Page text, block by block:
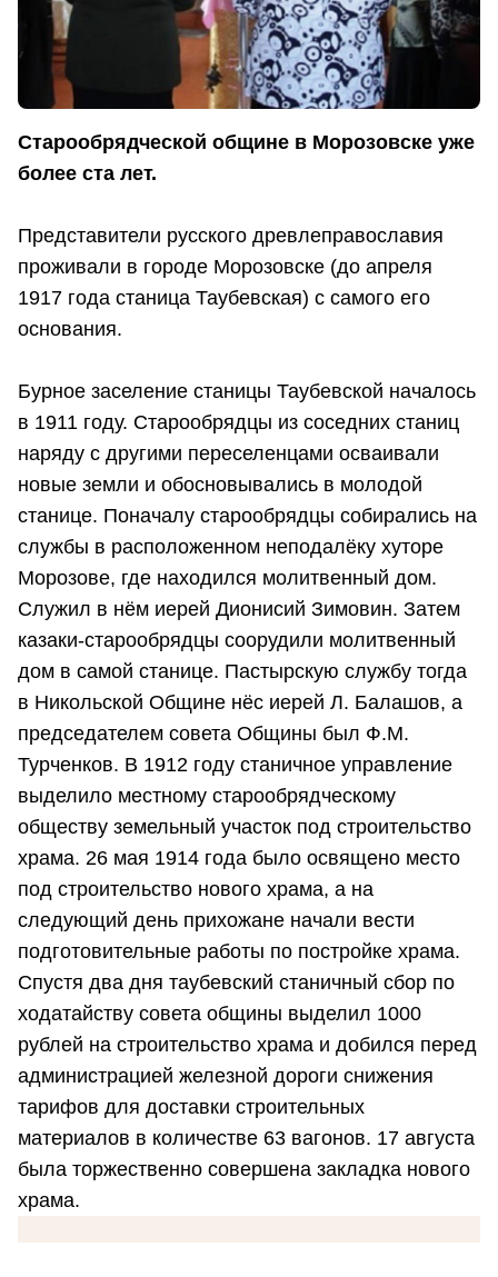
Старообрядческой общине в Морозовске уже
более ста лет.
Представители русского древлеправославия
проживали в городе Морозовске (до апреля
1917 года станица Таубевская) с самого его
основания.
Бурное заселение станицы Таубевской началось
в 1911 году. Старообрядцы из соседних станиц
наряду с другими переселенцами осваивали
новые земли и обосновывались в молодой
станице. Поначалу старообрядцы собирались на
службы в расположенном неподалёку хуторе
Морозове, где находился молитвенный дом.
Служил в нём иерей Дионисий Зимовин. Затем
казаки-старообрядцы соорудили молитвенный
дом в самой станице. Пастырскую службу тогда
в Никольской Общине нёс иерей Л. Балашов, а
председателем совета Общины был Ф.М.
Турченков. В 1912 году станичное управление
выделило местному старообрядческому
обществу земельный участок под строительство
храма. 26 мая 1914 года было освящено место
под строительство нового храма, а на
следующий день прихожане начали вести
подготовительные работы по постройке храма.
Спустя два дня таубевский станичный сбор по
ходатайству совета общины выделил 1000
рублей на строительство храма и добился перед
администрацией железной дороги снижения
тарифов для доставки строительных
материалов в количестве 63 вагонов. 17 августа
была торжественно совершена закладка нового
храма.